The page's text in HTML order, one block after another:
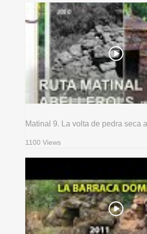
Matinal 9. La volta de pedra seca
1100 Views